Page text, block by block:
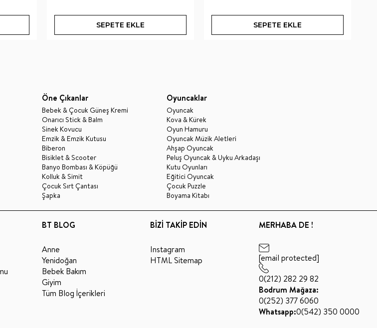
SEPETE EKLE SEPETE EKLE
Öne Çıkanlar
Bebek & Çocuk Güneş Kremi
Onarıcı Stick & Balm
Sinek Kovucu
Emzik & Emzik Kutusu
Biberon
Bisiklet & Scooter
Banyo Bombası & Köpüğü
Kolluk & Simit
Çocuk Sırt Çantası
Şapka
Oyuncaklar
Oyuncak
Kova & Kürek
Oyun Hamuru
Oyuncak Müzik Aletleri
Ahşap Oyuncak
Peluş Oyuncak & Uyku Arkadaşı
Kutu Oyunları
Eğitici Oyuncak
Çocuk Puzzle
Boyama Kitabı
BT BLOG
Anne
Yenidoğan
Bebek Bakım
Giyim
Tüm Blog İçerikleri
BİZİ TAKİP EDİN
Instagram
HTML Sitemap
MERHABA DE !
[email protected]
0(212) 282 29 82
Bodrum Mağaza:
0(252) 377 6060
Whatsapp:0(542) 350 0000